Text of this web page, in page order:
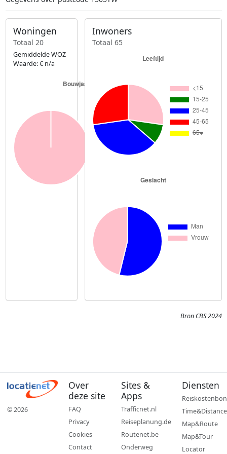
Woningen
Totaal 20
Gemiddelde WOZ
Waarde: € n/a
Inwoners
Totaal 65
Bron CBS 2024
© 2026
Over
deze site
FAQ
Privacy
Cookies
Contact
Sites &
Apps
Trafficnet.nl
Reiseplanung.de
Routenet.be
Onderweg
Diensten
Reiskostenbon
Time&Distance
Map&Route
Map&Tour
Locator